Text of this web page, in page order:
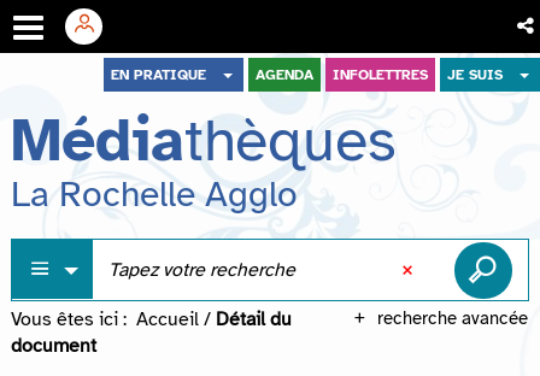
menu
contenu
recherche
EN PRATIQUE AGENDA INFOLETTRES JE SUIS
Médiathèques
La Rochelle Agglo
recherche avancée
Vous êtes ici : Accueil / Détail du
document